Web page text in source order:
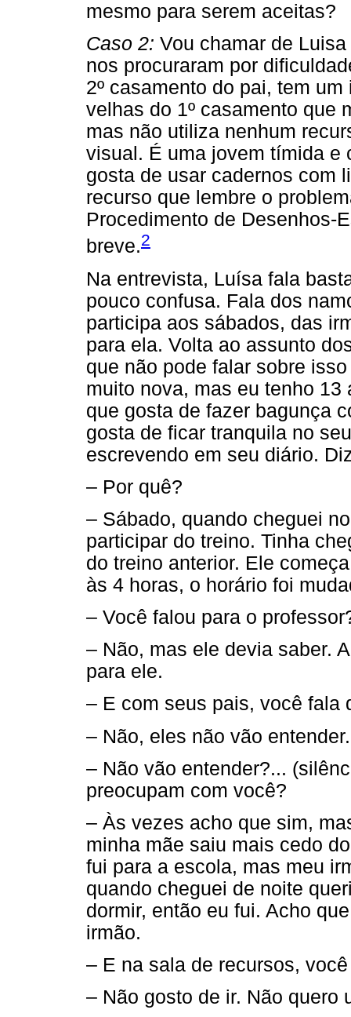
mesmo para serem aceitas?
Caso 2: Vou chamar de
nos procuraram por
2º casamento do pai, tem
velhas do 1º casamento que
mas não utiliza nenhum
visual. É uma jovem tímida e
gosta de usar cadernos com
recurso que lembre o
Procedimento de Desenhos-
breve.2
Na entrevista, Luísa fala
pouco confusa. Fala dos
participa aos sábados, das
para ela. Volta ao assunto
que não pode falar sobre
muito nova, mas eu tenho
que gosta de fazer bagunça
gosta de ficar tranquila no
escrevendo em seu diário.
– Por quê?
– Sábado, quando cheguei
participar do treino. Tinha
do treino anterior. Ele
às 4 horas, o horário foi
– Você falou para o
– Não, mas ele devia saber.
para ele.
– E com seus pais, você fala
– Não, eles não vão entender.
– Não vão entender?...
preocupam com você?
– Às vezes acho que sim,
minha mãe saiu mais cedo
fui para a escola, mas meu
quando cheguei de noite
dormir, então eu fui. Acho
irmão.
– E na sala de recursos,
– Não gosto de ir. Não quero